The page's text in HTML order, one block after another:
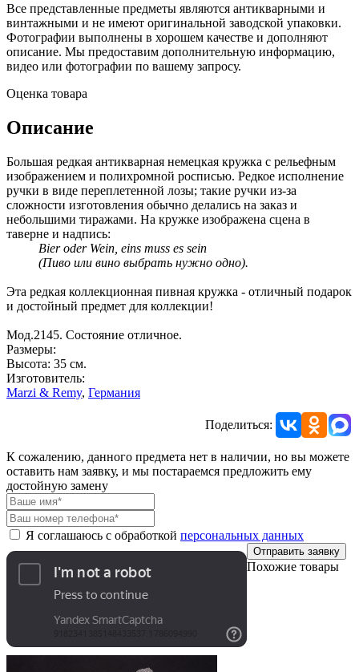
Все представленные предметы являются антикварными и
винтажными и не имеют оригинальной заводской упаковки.
Фотографии выполнены в хорошем качестве и дополняют
описание. Мы предоставим дополнительную информацию,
видео или фотографии по вашему запросу.
Оценка товара
Описание
Большая редкая антикварная немецкая кружка с рельефным
изображением и полихромной росписью. Редкое исполнение
ручки в виде переплетенной лозы; такие ручки из-за
сложности изготовления обычно делались на заказ и
небольшими тиражами. На кружке изображена сцена в
таверне и надпись:
Bier oder Wein, eins muss es sein
(Пиво или вино выбрать нужно одно).
Эта редкая коллекционная пивная кружка - отличный подарок
и достойный предмет для коллекции!
Мод.2145. Состояние отличное.
Размеры:
Высота: 35 см.
Изготовитель:
Marzi & Remy, Германия
Поделиться:
К сожалению, данного предмета нет в наличии, но вы можете
оставить нам заявку, и мы постараемся предложить ему
достойную замену
Я соглашаюсь с обработкой персональных данных
Отправить заявку
Похожие товары